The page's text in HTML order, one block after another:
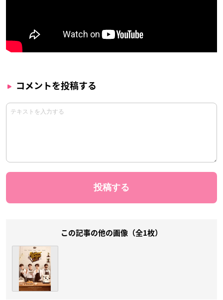
コメントを投稿する
この記事の他の画像（全1枚）